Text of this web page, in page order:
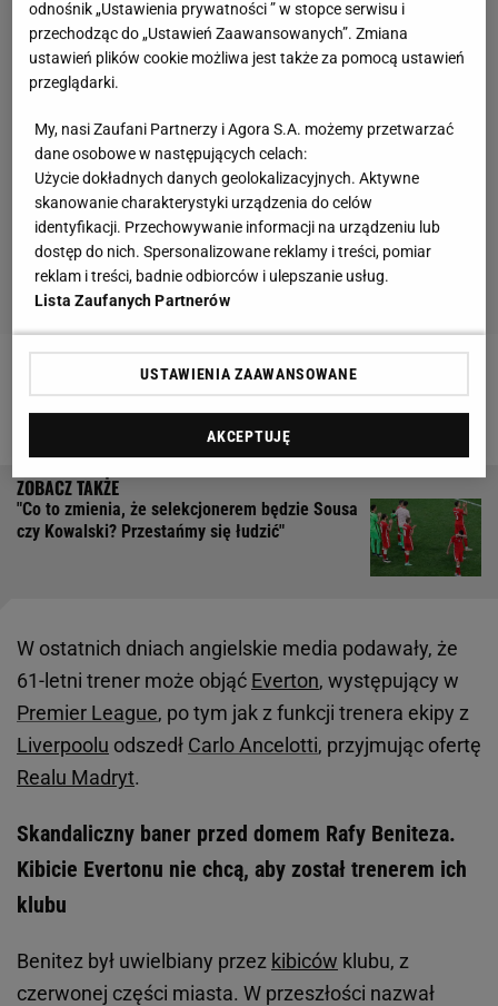
Zobacz wideoTo jest geneza porażki Polski na Euro
2020
"Co to zmienia, że selekcjonerem będzie Sousa
czy Kowalski? Przestańmy się łudzić"
W ostatnich dniach angielskie media podawały, że
61-letni trener może objąć Everton, występujący w
Premier League, po tym jak z funkcji trenera ekipy z
Liverpoolu odszedł Carlo Ancelotti, przyjmując ofertę
Realu Madryt.
Skandaliczny baner przed domem Rafy Beniteza.
Kibicie Evertonu nie chcą, aby został trenerem ich
klubu
Benitez był uwielbiany przez kibiców klubu, z
czerwonej części miasta. W przeszłości nazwał
odnośnik „Ustawienia prywatności ” w stopce serwisu i
przechodząc do „Ustawień Zaawansowanych”. Zmiana
ustawień plików cookie możliwa jest także za pomocą ustawień
przeglądarki.
My, nasi Zaufani Partnerzy i Agora S.A. możemy przetwarzać
dane osobowe w następujących celach:
Użycie dokładnych danych geolokalizacyjnych. Aktywne
skanowanie charakterystyki urządzenia do celów
identyfikacji. Przechowywanie informacji na urządzeniu lub
dostęp do nich. Spersonalizowane reklamy i treści, pomiar
reklam i treści, badnie odbiorców i ulepszanie usług.
Lista Zaufanych Partnerów
USTAWIENIA ZAAWANSOWANE
AKCEPTUJĘ